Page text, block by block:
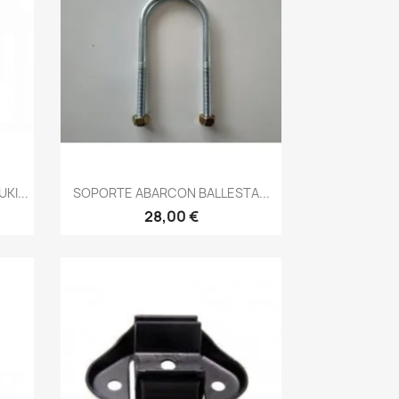
Vista rápida
SOPORTE ABARCON BALLESTA...
28,00 €